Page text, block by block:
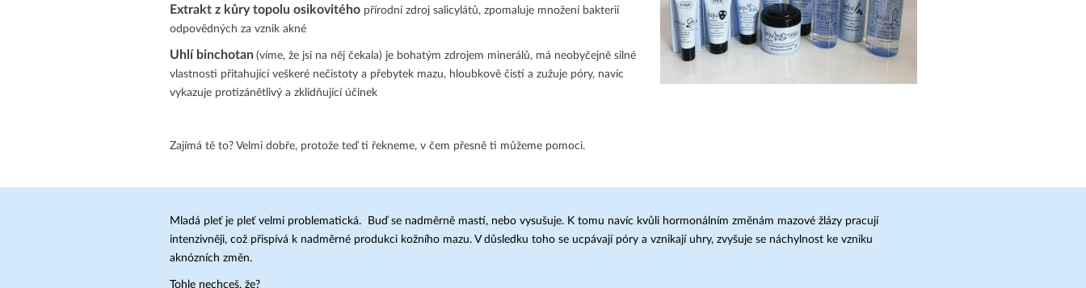
Extrakt z kůry topolu osikovitého přírodní zdroj salicylátů, zpomaluje množení bakterií
odpovědných za vznik akné
Uhlí binchotan (víme, že jsi na něj čekala) je bohatým zdrojem minerálů, má neobyčejně silné
vlastnosti přitahující veškeré nečistoty a přebytek mazu, hloubkově čistí a zužuje póry, navíc
vykazuje protizánětlivý a zklidňující účinek
Zajímá tě to? Velmi dobře, protože teď ti řekneme, v čem přesně ti můžeme pomoci.
Mladá pleť je pleť velmi problematická. Buď se nadměrně mastí, nebo vysušuje. K tomu navíc kvůli hormonálním změnám mazové žlázy pracují
intenzivněji, což přispívá k nadměrné produkci kožního mazu. V důsledku toho se ucpávají póry a vznikají uhry, zvyšuje se náchylnost ke vzniku
aknózních změn.
Tohle nechceš, že?